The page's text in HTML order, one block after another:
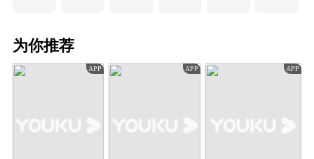
为你推荐
APP APP APP